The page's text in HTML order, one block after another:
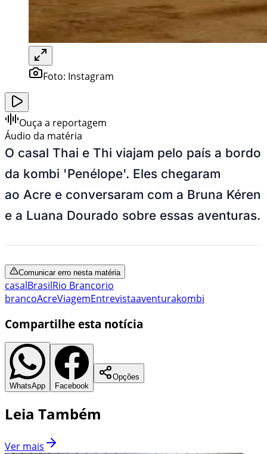
Foto: Instagram
Ouça a reportagem
Áudio da matéria
O casal Thai e Thi viajam pelo país a bordo
da kombi 'Penélope'. Eles chegaram
ao Acre e conversaram com a Bruna Kéren
e a Luana Dourado sobre essas aventuras.
Comunicar erro nesta matéria
casalBrasilRio Brancorio
brancoAcreViagemEntrevistaaventurakombi
Compartilhe esta notícia
WhatsApp Facebook
Opções
Leia Também
Ver mais